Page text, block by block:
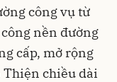
công vụ từ
nền đường
cấp, mở rộng
Thiện chiều dài